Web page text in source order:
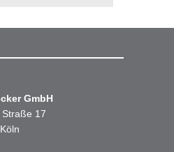
GmbH
17